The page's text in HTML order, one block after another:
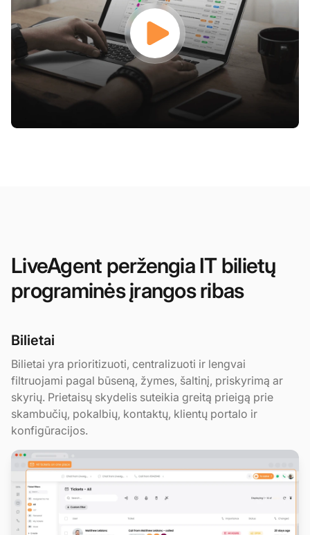
LiveAgent peržengia IT bilietų
programinės įrangos ribas
Bilietai
Bilietai yra prioritizuoti, centralizuoti ir lengvai
filtruojami pagal būseną, žymes, šaltinį, priskyrimą ar
skyrių. Prietaisų skydelis suteikia greitą prieigą prie
skambučių, pokalbių, kontaktų, klientų portalo ir
konfigūracijos.